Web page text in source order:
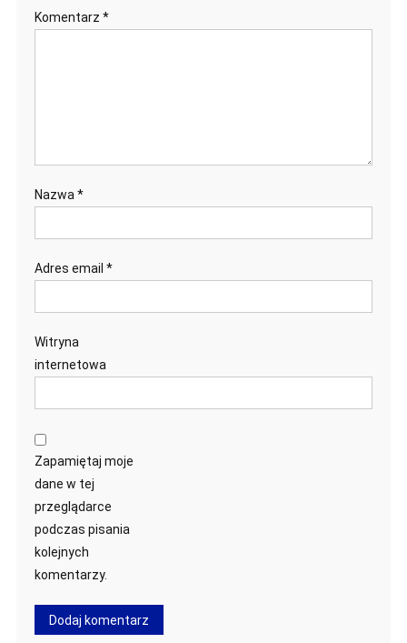
Komentarz *
Nazwa *
Adres email *
Witryna
internetowa
Zapamiętaj moje
dane w tej
przeglądarce
podczas pisania
kolejnych
komentarzy.